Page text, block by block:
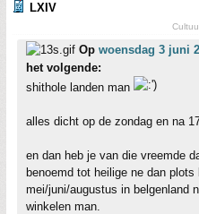
LXIV
Op woensdag 3 juni
het volgende:
shithole landen man
alles dicht op de zondag en na
en dan heb je van die vreemde
benoemd tot heilige ne dan
mei/juni/augustus in belgenland
winkelen man.